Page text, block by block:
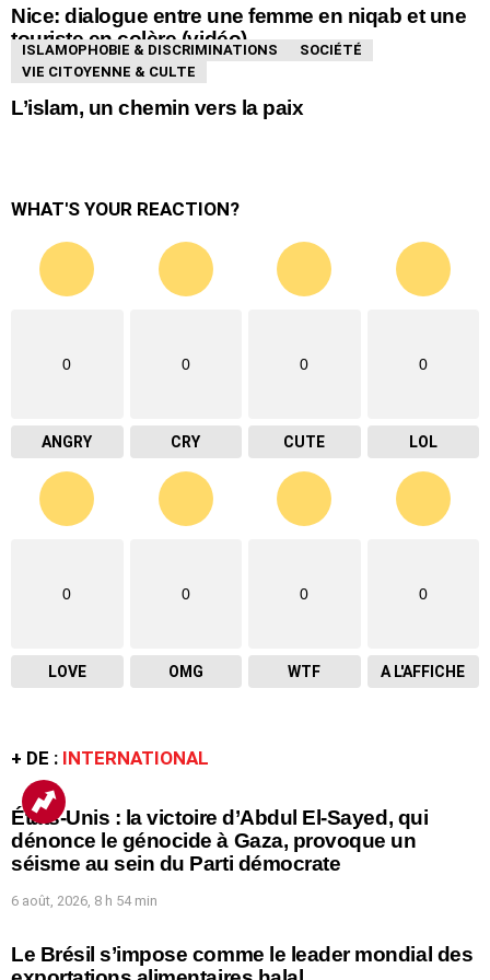
Nice: dialogue entre une femme en niqab et une
touriste en colère (vidéo)
ISLAMOPHOBIE & DISCRIMINATIONS
SOCIÉTÉ
VIE CITOYENNE & CULTE
L’islam, un chemin vers la paix
WHAT'S YOUR REACTION?
0
ANGRY
0
CRY
0
CUTE
0
LOL
0
LOVE
0
OMG
0
WTF
0
A L'AFFICHE
+ DE : INTERNATIONAL
États-Unis : la victoire d’Abdul El-Sayed, qui
dénonce le génocide à Gaza, provoque un
séisme au sein du Parti démocrate
6 août, 2026, 8 h 54 min
Le Brésil s’impose comme le leader mondial des